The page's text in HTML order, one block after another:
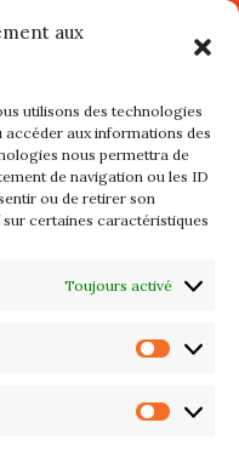
aux
utilisons des technologies
aux informations des
nous permettra de
de navigation ou les ID
ou de retirer son
certaines caractéristiques
Toujours activé
13 août
Port
22 juillet de
de